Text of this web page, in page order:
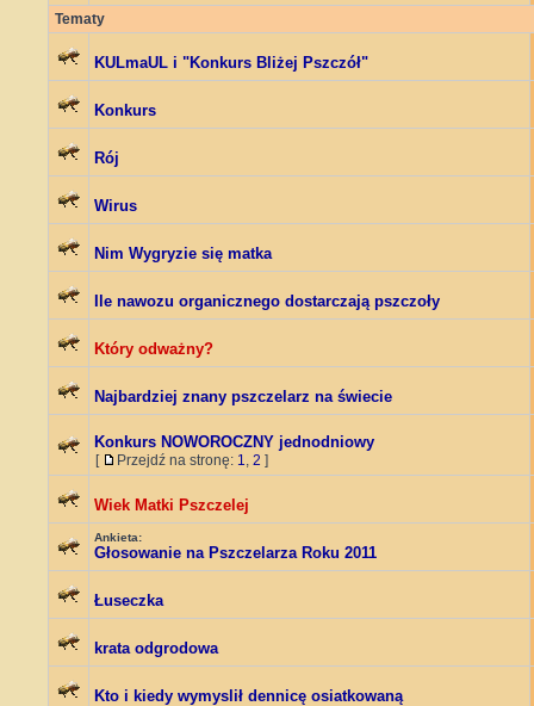
Tematy
KULmaUL i "Konkurs Bliżej Pszczół"
Konkurs
Rój
Wirus
Nim Wygryzie się matka
Ile nawozu organicznego dostarczają pszczoły
Który odważny?
Najbardziej znany pszczelarz na świecie
Konkurs NOWOROCZNY jednodniowy
[ Przejdź na stronę: 1, 2 ]
Wiek Matki Pszczelej
Ankieta:
Głosowanie na Pszczelarza Roku 2011
Łuseczka
krata odgrodowa
Kto i kiedy wymyslił dennicę osiatkowaną